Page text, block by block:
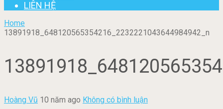
LIÊN HỆ
Home
13891918_648120565354216_2232221043644984942_n
Hoàng Vũ 10 năm ago Không có bình luận